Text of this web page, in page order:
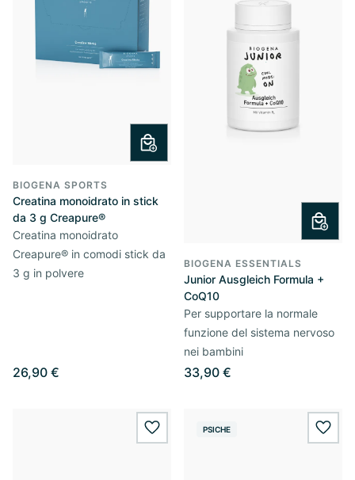
BIOGENA SPORTS
Creatina monoidrato in stick
da 3 g Creapure®
Creatina monoidrato
Creapure® in comodi stick da
3 g in polvere
26,90 €
BIOGENA ESSENTIALS
Junior Ausgleich Formula +
CoQ10
Per supportare la normale
funzione del sistema nervoso
nei bambini
33,90 €
wishlist.add
PSICHE